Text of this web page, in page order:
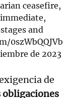
ceasefire,
and
0szWbQQJVb
de 2023
de
obligaciones